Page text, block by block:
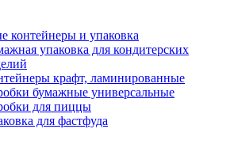
контейнеры и упаковка
упаковка для кондитерских
крафт, ламинированные
бумажные универсальные
для пиццы
для фастфуда